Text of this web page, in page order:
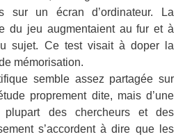
sur un écran d’ordinateur. La
du jeu augmentaient au fur et à
sujet. Ce test visait à doper la
mémorisation.
semble assez partagée sur
proprement dite, mais d’une
plupart des chercheurs et des
s’accordent à dire que les